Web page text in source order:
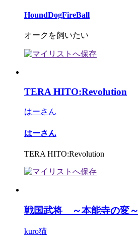
HoundDogFireBall
オークを飼いたい
TERA HITO:Revolution
はーさん
はーさん
TERA HITO:Revolution
戦国武将 ～本能寺の変～
kuro猫